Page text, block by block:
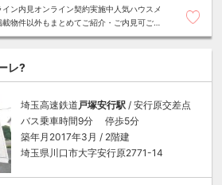
ン内見オンライン契約実施中人気ハウスメ
物件以外もまとめてご紹介・ご内見可ご予
レ?
埼玉高速鉄道戸塚安行駅 / 安行原交差点
バス乗車時間9分 停歩5分
築年月2017年3月 / 2階建
埼玉県川口市大字安行原2771-14